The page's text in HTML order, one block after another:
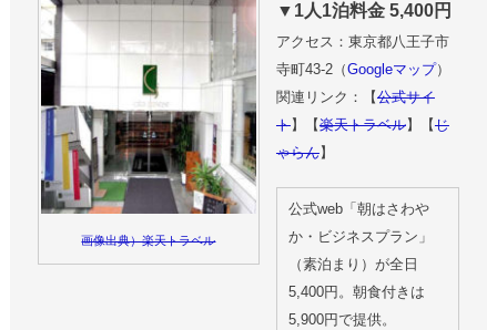
画像出典）楽天トラベル
▼1人1泊料金 5,400円
アクセス：東京都八王子市
寺町43-2（Googleマップ）
関連リンク：【公式サイ
ト】【楽天トラベル】【じ
ゃらん】
公式web「朝はさわや
か・ビジネスプラン」
（素泊まり）が全日
5,400円。朝食付きは
5,900円で提供。